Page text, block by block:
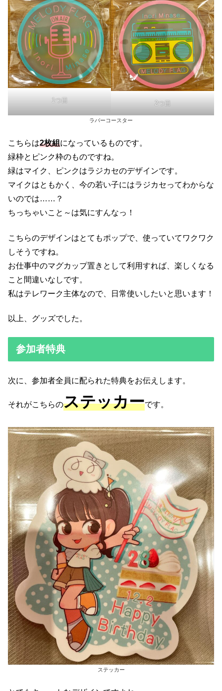
1つ目 2つ目
ラバーコースター
こちらは2枚組になっているものです。
緑枠とピンク枠のものですね。
緑はマイク、ピンクはラジカセのデザインです。
マイクはともかく、今の若い子にはラジカセってわからな
いのでは……？
ちっちゃいこと～は気にすんなっ！
こちらのデザインはとてもポップで、使っていてワクワク
しそうですね。
お仕事中のマグカップ置きとして利用すれば、楽しくなる
こと間違いなしです。
私はテレワーク主体なので、日常使いしたいと思います！
以上、グッズでした。
参加者特典
次に、参加者全員に配られた特典をお伝えします。
それがこちらのステッカーです。
ステッカー